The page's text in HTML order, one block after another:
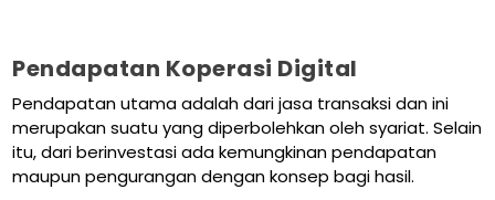
Pendapatan Koperasi Digital
Pendapatan utama adalah dari jasa transaksi dan ini
merupakan suatu yang diperbolehkan oleh syariat. Selain
itu, dari berinvestasi ada kemungkinan pendapatan
maupun pengurangan dengan konsep bagi hasil.